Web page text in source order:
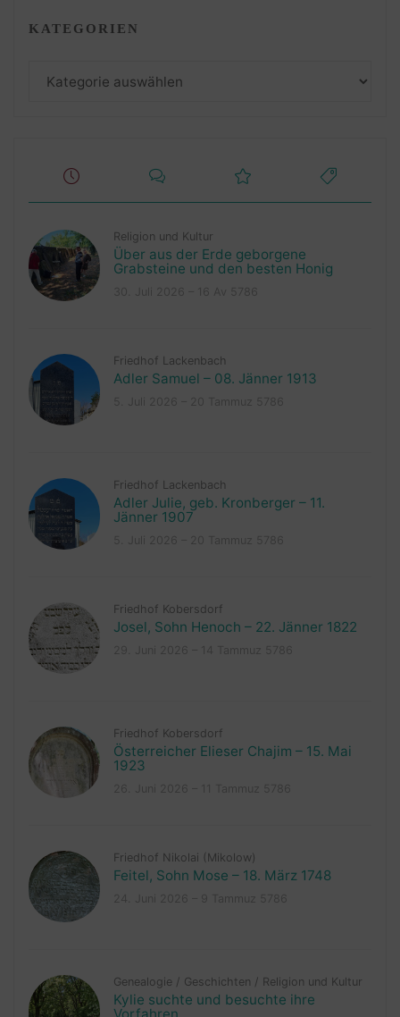
KATEGORIEN
Religion und Kultur
Über aus der Erde geborgene
Grabsteine und den besten Honig
Friedhof Lackenbach
Adler Samuel – 08. Jänner 1913
Friedhof Lackenbach
Adler Julie, geb. Kronberger – 11.
Jänner 1907
Friedhof Kobersdorf
Josel, Sohn Henoch – 22. Jänner 1822
Friedhof Kobersdorf
Österreicher Elieser Chajim – 15. Mai
1923
Friedhof Nikolai (Mikolow)
Feitel, Sohn Mose – 18. März 1748
Genealogie / Geschichten / Religion und Kultur
Kylie suchte und besuchte ihre